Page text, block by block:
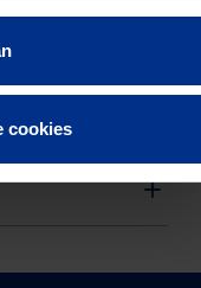
cookies
voor
16 mm